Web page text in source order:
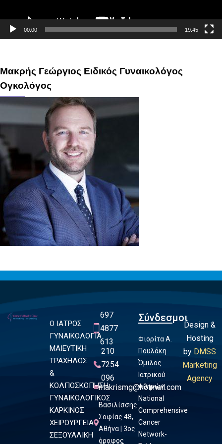
00:00 19:45
Μακρής Γεώργιος Ειδικός Γυναικολόγος
Ογκολόγος
Ο ΙΑΤΡΟΣ
ΓΥΝΑΙΚΟΛΟΓΙΑ
ΜΑΙΕΥΤΙΚΗ
ΤΡΑΧΗΛΟΣ
&
ΚΟΛΠΟΣΚΟΠΗΣΗ
ΓΥΝΑΙΚΟΛΟΓΙΚΟΣ
ΚΑΡΚΙΝΟΣ
ΧΕΙΡΟΥΡΓΕΙΑ
ΣΕΞΟΥΑΛΙΚΗ
697
4877
613
210
7254
096
makrismg@hotmail.com
Βασιλίσσης
Σοφίας 48,
Αθήνα | 3ος
όροφος
Σύνδεσμοι
Φιορίτα Α.
Πουλάκη
Όμιλος
Ιατρικού
Αθηνών
National
Comprehensive
Cancer
Network-
Design &
Hosting
by DMSS
Marketing
Agency